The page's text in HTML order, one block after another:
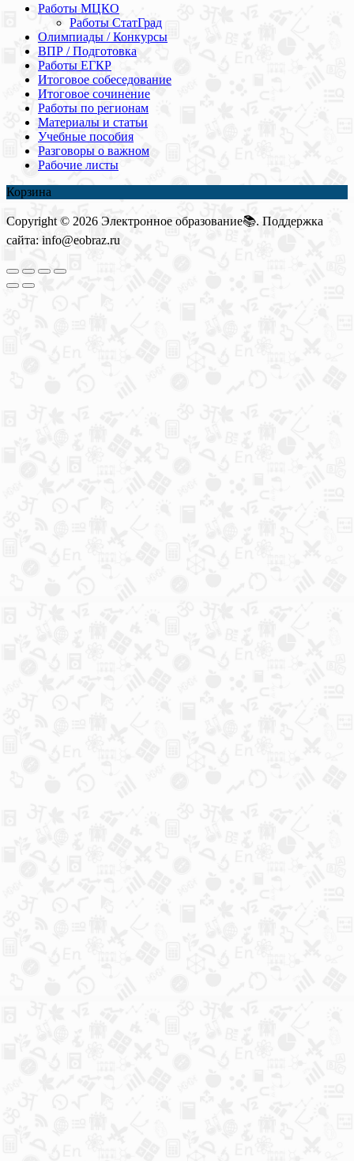
Работы МЦКО
Работы СтатГрад
Олимпиады / Конкурсы
ВПР / Подготовка
Работы ЕГКР
Итоговое собеседование
Итоговое сочинение
Работы по регионам
Материалы и статьи
Учебные пособия
Разговоры о важном
Рабочие листы
Корзина
Copyright © 2026 Электронное образование📚. Поддержка
сайта: info@eobraz.ru